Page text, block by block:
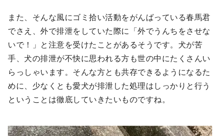
また、そんな風にゴミ拾い活動をがんばっている春馬君
でさえ、外で排泄をしていた際に「外でうんちをさせな
いで！」と注意を受けたことがあるそうです。犬が苦
手、犬の排泄が不快に思われる方も世の中にたくさんい
らっしゃいます。そんな方とも共存できるようになるた
めに、少なくとも愛犬が排泄した処理はしっかりと行う
ということは徹底していきたいものですね。